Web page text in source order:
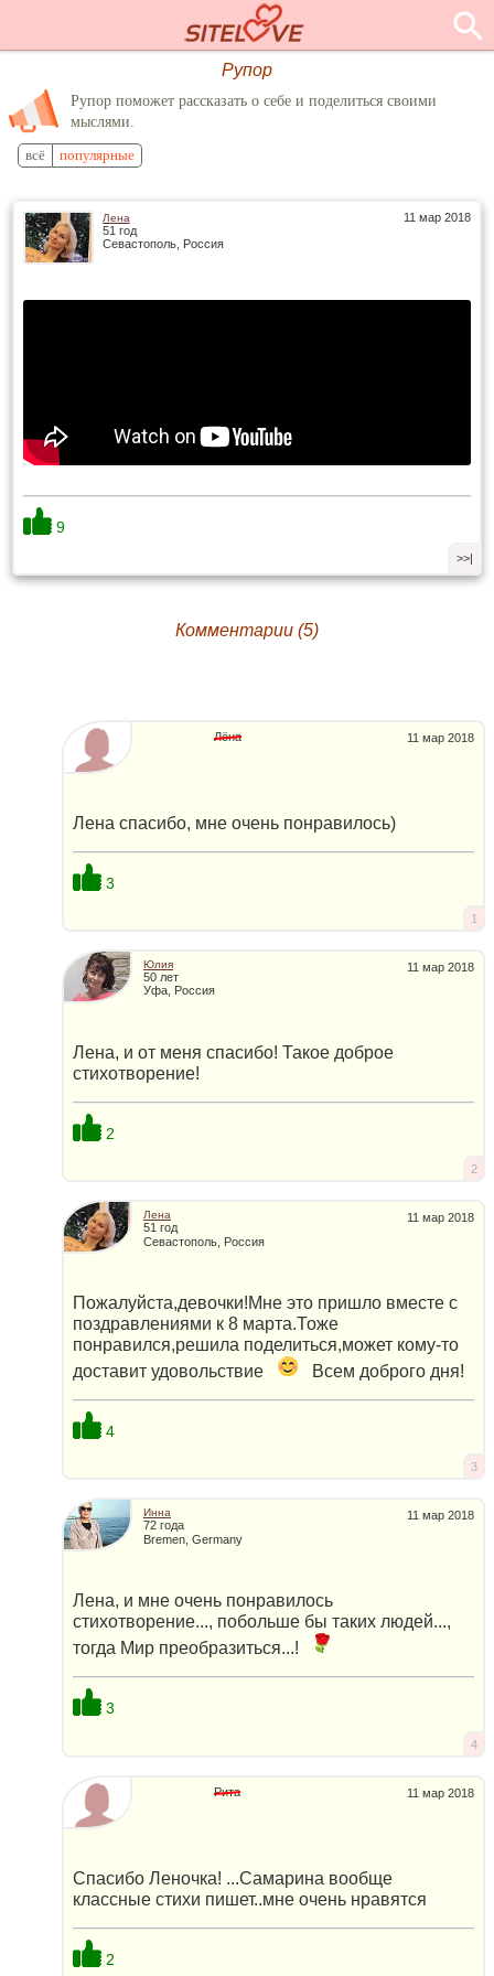
Рупор
Рупор поможет рассказать о себе и поделиться своими
мыслями.
всё популярные
11 мар 2018
Лена
51 год
Севастополь, Россия
9
>>|
Комментарии (5)
11 мар 2018
Лёна
Лена спасибо, мне очень понравилось)
3
1
11 мар 2018
Юлия
50 лет
Уфа, Россия
Лена, и от меня спасибо! Такое доброе
стихотворение!
2
2
11 мар 2018
Лена
51 год
Севастополь, Россия
Пожалуйста,девочки!Мне это пришло вместе с
поздравлениями к 8 марта.Тоже
понравился,решила поделиться,может кому-то
доставит удовольствие
Всем доброго дня!
4
3
11 мар 2018
Инна
72 года
Bremen, Germany
Лена, и мне очень понравилось
стихотворение..., побольше бы таких людей...,
тогда Мир преобразиться...!
3
4
11 мар 2018
Рита
Спасибо Леночка! ...Самарина вообще
классные стихи пишет..мне очень нравятся
2